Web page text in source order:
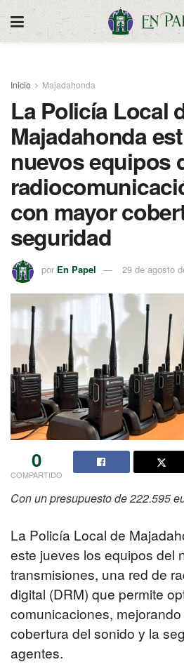
Inicio Majadahonda
La Policía Local
Majadahonda
nuevos equipos
con mayor
seguridad
por En Papel 29 de agosto
0
COMPARTIDO
Con un presupuesto de 222.595
La Policía Local de
este jueves los equipos del
transmisiones, una red de
digital (DRM) que permite
comunicaciones,
cobertura del sonido y la
agentes.